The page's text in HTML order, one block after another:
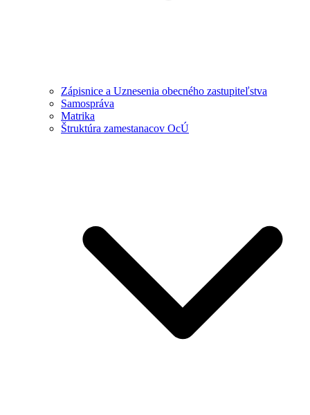
Zápisnice a Uznesenia obecného zastupiteľstva
Samospráva
Matrika
Štruktúra zamestanacov OcÚ